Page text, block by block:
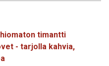
timantti
- tarjolla kahvia,